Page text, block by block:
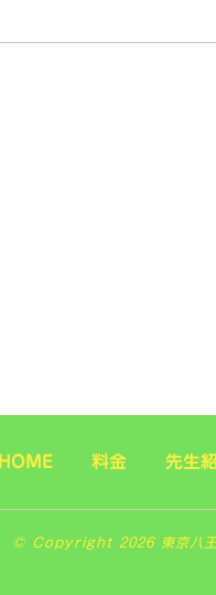
HOME 料金 先生
© Copyright 2026 東京八王